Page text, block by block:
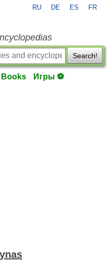
RU DE ES FR
Search!
Books Игры ⚽